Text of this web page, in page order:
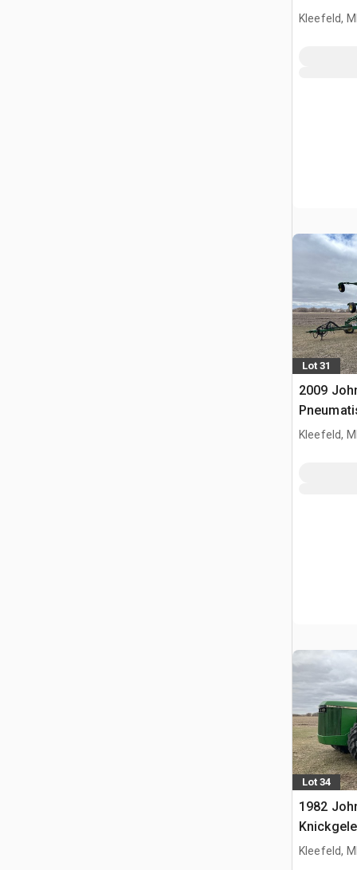
Kleefeld,
Lot 31
2009
Kleefeld,
Lot 34
1982
Kleefeld,